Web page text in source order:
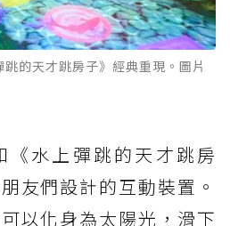
的天才跳房子》經典重現。圖片
《水上彈跳的天才跳房
友們設計的互動裝置。
以化身為太陽光，滑下